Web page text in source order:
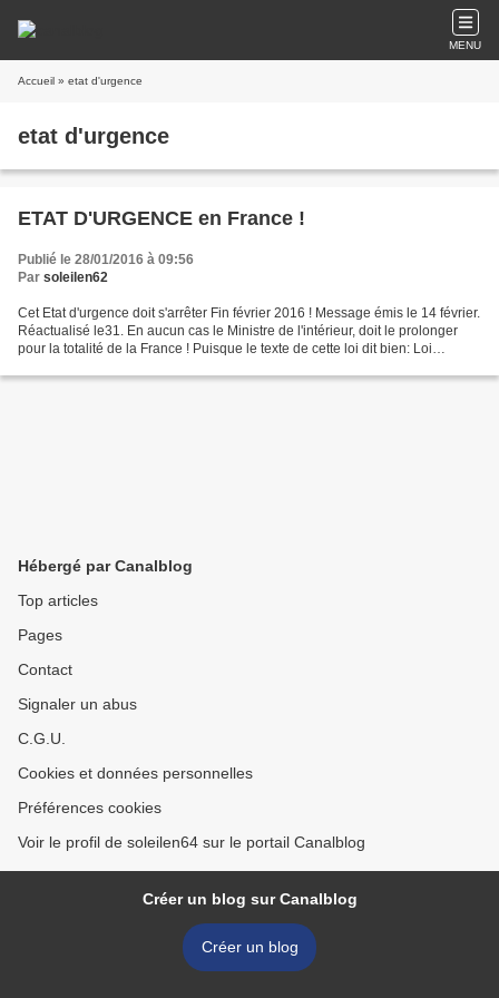
MENU
Accueil » etat d'urgence
etat d'urgence
ETAT D'URGENCE en France !
Publié le 28/01/2016 à 09:56
Par soleilen62
Cet Etat d'urgence doit s'arrêter Fin février 2016 ! Message émis le 14 février.
Réactualisé le31. En aucun cas le Ministre de l'intérieur, doit le prolonger
pour la totalité de la France ! Puisque le texte de cette loi dit bien: Loi
Hébergé par Canalblog
Top articles
Pages
Contact
Signaler un abus
C.G.U.
Cookies et données personnelles
Préférences cookies
Voir le profil de soleilen64 sur le portail Canalblog
Créer un blog sur Canalblog
Créer un blog